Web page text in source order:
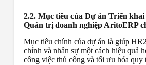
2.2. Mục tiêu của Dự án Triển khai
Quản trị doanh nghiệp AritoERP
Mục tiêu chính của dự án là giúp
chính và nhân sự một cách hiệu quả
công việc thủ công và tối ưu hóa quy